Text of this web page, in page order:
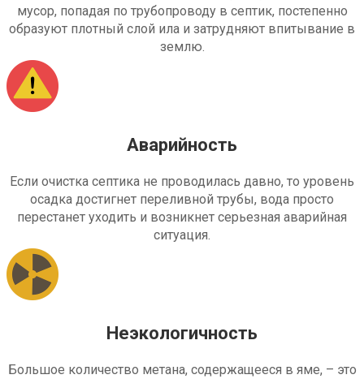
мусор, попадая по трубопроводу в септик, постепенно
образуют плотный слой ила и затрудняют впитывание в
землю.
Аварийность
Если очистка септика не проводилась давно, то уровень
осадка достигнет переливной трубы, вода просто
перестанет уходить и возникнет серьезная аварийная
ситуация.
Неэкологичность
Большое количество метана, содержащееся в яме, – это